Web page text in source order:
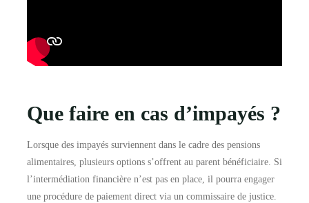
Que faire en cas d’impayés ?
Lorsque des impayés surviennent dans le cadre des pensions
alimentaires, plusieurs options s’offrent au parent bénéficiaire. Si
l’intermédiation financière n’est pas en place, il pourra engager
une procédure de paiement direct via un commissaire de justice.